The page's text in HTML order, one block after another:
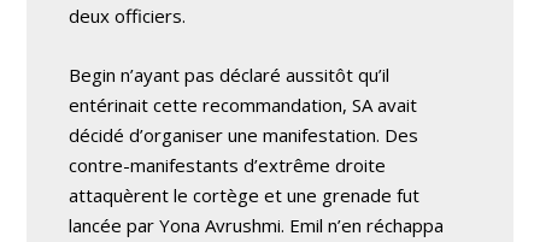
deux officiers.
Begin n’ayant pas déclaré aussitôt qu’il
entérinait cette recommandation, SA avait
décidé d’organiser une manifestation. Des
contre-manifestants d’extrême droite
attaquèrent le cortège et une grenade fut
lancée par Yona Avrushmi. Emil n’en réchappa